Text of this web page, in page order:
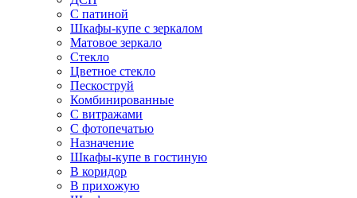
С патиной
Шкафы-купе с зеркалом
Матовое зеркало
Стекло
Цветное стекло
Пескоструй
Комбинированные
С витражами
С фотопечатью
Назначение
Шкафы-купе в гостиную
В коридор
В прихожую